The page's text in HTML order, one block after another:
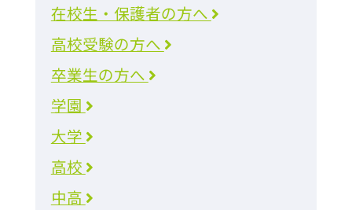
在校生・保護者の方へ
高校受験の方へ
卒業生の方へ
学園
大学
高校
中高